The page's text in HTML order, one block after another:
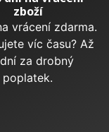
zboží
vrácení zdarma.
víc času? Až
za drobný
poplatek.